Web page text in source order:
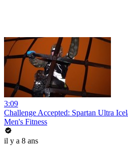
3:09
Challenge Accepted: Spartan Ultra
Men's Fitness
il y a 8 ans